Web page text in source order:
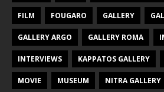
FILM FOUGARO GALLERY
GALLERY ARGO GALLERY ROMA
INTERVIEWS KAPPATOS GALLERY
MOVIE MUSEUM NITRA GALLERY